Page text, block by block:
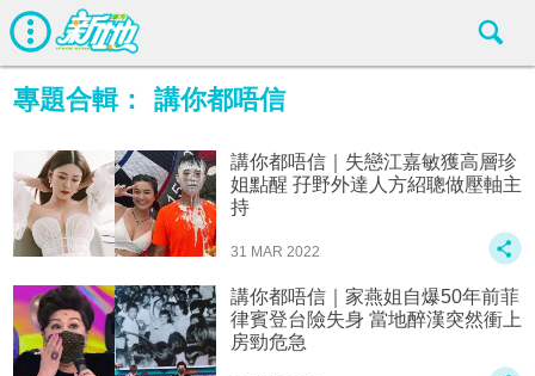
專題合輯： 講你都唔信
講你都唔信｜失戀江嘉敏獲高層珍
姐點醒 孖野外達人方紹聰做壓軸主
持
31 MAR 2022
講你都唔信｜家燕姐自爆50年前菲
律賓登台險失身 當地醉漢突然衝上
房勁危急